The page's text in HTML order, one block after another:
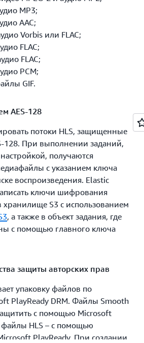
Transcoder поддерживает
– это процесс
который сопровождает видео и
либо транскрипцию
дорожки, либо ее
С помощью Elastic
удалять или сохранять
MP3;
AAC;
Vorbis или FLAC;
FLAC;
FLAC;
PCM;
GIF.
AES-128
потоки HLS, защищенные
При выполнении заданий,
получаются
с указанием ключа
воспроизведения. Elastic
ключи шифрования
хранилище S3 с использованием
, а также в объект задания, где
с помощью главного ключа
защиты авторских прав
упаковку файлов по
PlayReady DRM. Файлы Smooth
с помощью Microsoft
файлы HLS – с помощью
PlayReady. При создании